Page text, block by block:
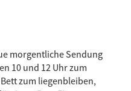
morgentliche Sendung
10 und 12 Uhr zum
zum liegenbleiben,